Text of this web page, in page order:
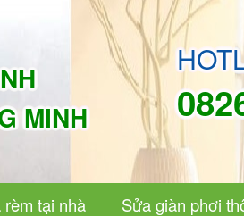
MINH
rèm tại nhà Sửa giàn phơi